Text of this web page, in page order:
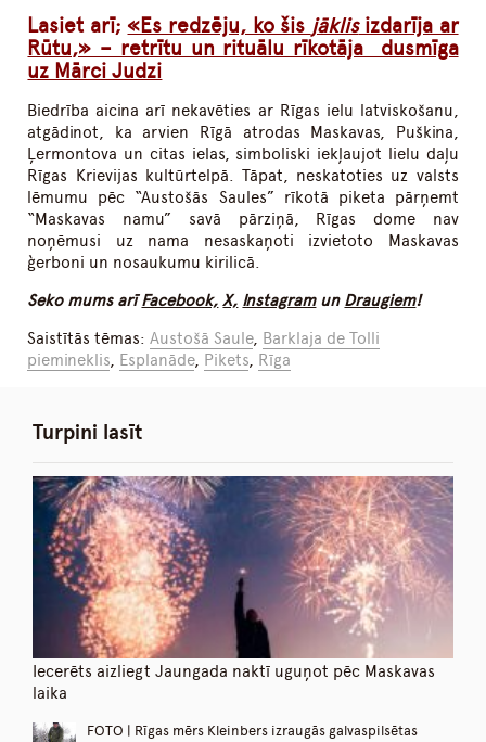
Lasiet arī;«Es redzēju, ko šis jāklisizdarīja ar
Rūtu,» – retrītu un rituālu rīkotāja dusmīga
uz Mārci Judzi
Biedrība aicina arī nekavēties ar Rīgas ielu latviskošanu,
atgādinot, ka arvien Rīgā atrodas Maskavas, Puškina,
Ļermontova un citas ielas, simboliski iekļaujot lielu daļu
Rīgas Krievijas kultūrtelpā. Tāpat, neskatoties uz valsts
lēmumu pēc “Austošās Saules” rīkotā piketa pārņemt
“Maskavas namu” savā pārziņā, Rīgas dome nav
noņēmusi uz nama nesaskaņoti izvietoto Maskavas
ģerboni un nosaukumu kirilicā.
Seko mums arīFacebook, X, Instagramun Draugiem!
Saistītās tēmas:Austošā Saule, Barklaja de Tolli
piemineklis, Esplanāde, Pikets, Rīga
Turpini lasīt
Iecerēts aizliegt Jaungada naktī uguņot pēc Maskavas
laika
FOTO | Rīgas mērs Kleinbers izraugās galvaspilsētas